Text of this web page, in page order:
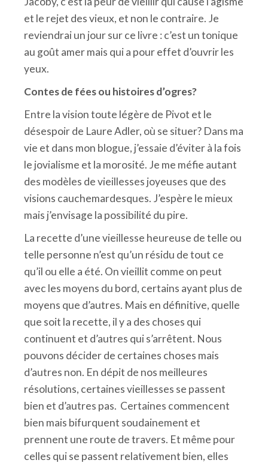
et le rejet des vieux, et non le contraire. Je
reviendrai un jour sur ce livre : c’est un tonique
au goût amer mais qui a pour effet d’ouvrir les
yeux.
Contes de fées ou histoires d’ogres?
Entre la vision toute légère de Pivot et le
désespoir de Laure Adler, où se situer? Dans ma
vie et dans mon blogue, j’essaie d’éviter à la fois
le jovialisme et la morosité. Je me méfie autant
des modèles de vieillesses joyeuses que des
visions cauchemardesques. J’espère le mieux
mais j’envisage la possibilité du pire.
La recette d’une vieillesse heureuse de telle ou
telle personne n’est qu’un résidu de tout ce
qu’il ou elle a été. On vieillit comme on peut
avec les moyens du bord, certains ayant plus de
moyens que d’autres. Mais en définitive, quelle
que soit la recette, il y a des choses qui
continuent et d’autres qui s’arrêtent. Nous
pouvons décider de certaines choses mais
d’autres non. En dépit de nos meilleures
résolutions, certaines vieillesses se passent
bien et d’autres pas. Certaines commencent
bien mais bifurquent soudainement et
prennent une route de travers. Et même pour
celles qui se passent relativement bien, elles